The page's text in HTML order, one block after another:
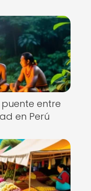
puente entre
en Perú